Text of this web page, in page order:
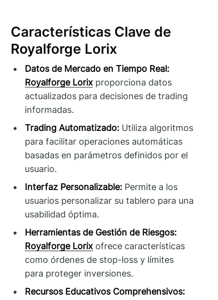
Características Clave de
Royalforge Lorix
Datos de Mercado en Tiempo Real:
Royalforge Lorix proporciona datos
actualizados para decisiones de trading
informadas.
Trading Automatizado: Utiliza algoritmos
para facilitar operaciones automáticas
basadas en parámetros definidos por el
usuario.
Interfaz Personalizable: Permite a los
usuarios personalizar su tablero para una
usabilidad óptima.
Herramientas de Gestión de Riesgos:
Royalforge Lorix ofrece características
como órdenes de stop-loss y límites
para proteger inversiones.
Recursos Educativos Comprehensivos: